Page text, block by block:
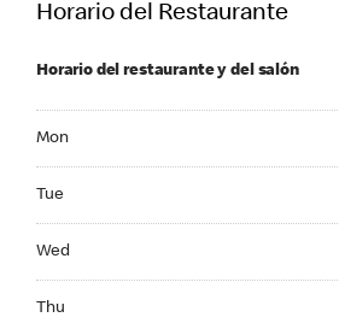
Horario del Restaurante
Horario del restaurante y del salón
Mon
Tue
Wed
Thu